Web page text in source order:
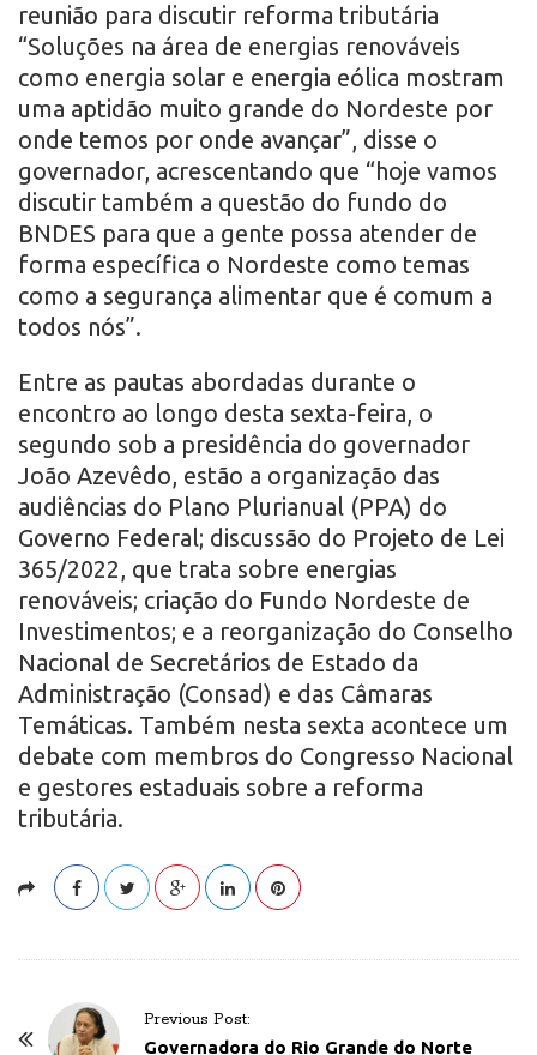
reunião para discutir reforma tributária
“Soluções na área de energias renováveis
como energia solar e energia eólica mostram
uma aptidão muito grande do Nordeste por
onde temos por onde avançar”, disse o
governador, acrescentando que “hoje vamos
discutir também a questão do fundo do
BNDES para que a gente possa atender de
forma específica o Nordeste como temas
como a segurança alimentar que é comum a
todos nós”.
Entre as pautas abordadas durante o
encontro ao longo desta sexta-feira, o
segundo sob a presidência do governador
João Azevêdo, estão a organização das
audiências do Plano Plurianual (PPA) do
Governo Federal; discussão do Projeto de Lei
365/2022, que trata sobre energias
renováveis; criação do Fundo Nordeste de
Investimentos; e a reorganização do Conselho
Nacional de Secretários de Estado da
Administração (Consad) e das Câmaras
Temáticas. Também nesta sexta acontece um
debate com membros do Congresso Nacional
e gestores estaduais sobre a reforma
tributária.
Previous Post:
Governadora do Rio Grande do Norte